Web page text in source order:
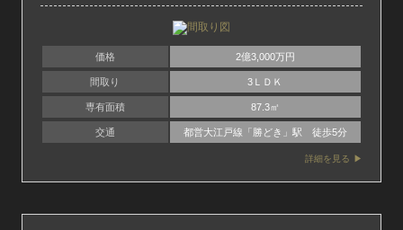
価格 2億3,000万円
間取り 3ＬＤＫ
専有面積 87.3㎡
交通 都営大江戸線「勝どき」駅 徒歩5分
詳細を見る